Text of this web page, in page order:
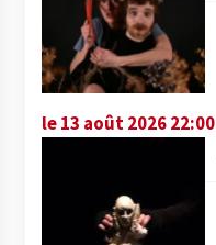
le 13 août 2026 22:00